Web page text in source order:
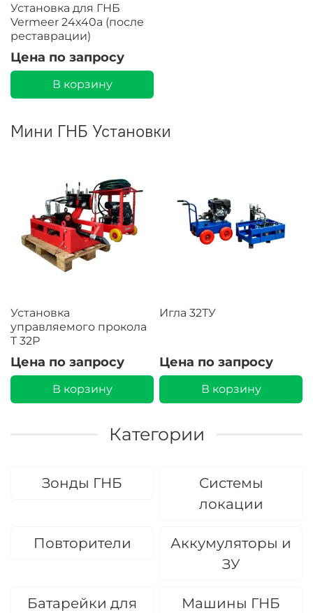
Установка для ГНБ
Vermeer 24х40a (после
реставрации)
Цена по запросу
В корзину
Мини ГНБ Установки
Установка
управляемого прокола
T 32Р
Цена по запросу
В корзину
Игла 32ТУ
Цена по запросу
В корзину
Категории
Зонды ГНБ
Системы
локации
Повторители
Аккумуляторы и
ЗУ
Батарейки для
Машины ГНБ